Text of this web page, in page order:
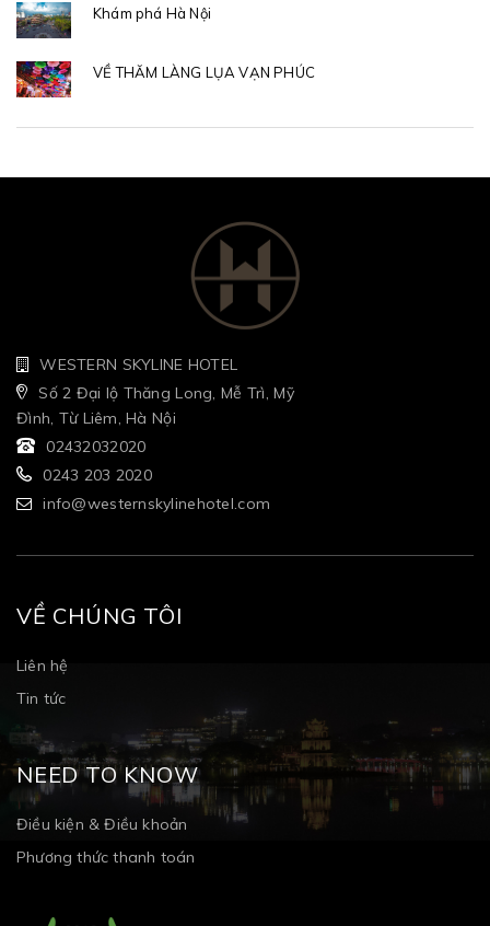
Khám phá Hà Nội
VỀ THĂM LÀNG LỤA VẠN PHÚC
WESTERN SKYLINE HOTEL
Số 2 Đại lộ Thăng Long, Mễ Trì, Mỹ
Đình, Từ Liêm, Hà Nội
02432032020
0243 203 2020
info@westernskylinehotel.com
VỀ CHÚNG TÔI
Liên hệ
Tin tức
NEED TO KNOW
Điều kiện & Điều khoản
Phương thức thanh toán